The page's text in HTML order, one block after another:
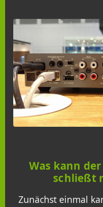
Was kann
schließt
Zunächst einmal